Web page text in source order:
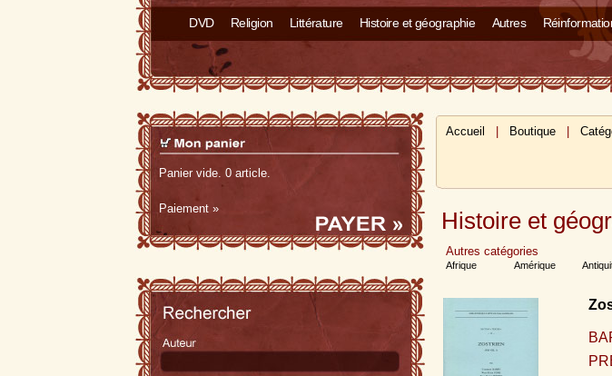
DVD Religion Littérature Histoire et géographie Autres
Panier vide. 0 article.
Paiement »
Accueil Boutique
Histoire et
Autres catégories
Afrique Amérique
Moyen Âge
Souvenirs et